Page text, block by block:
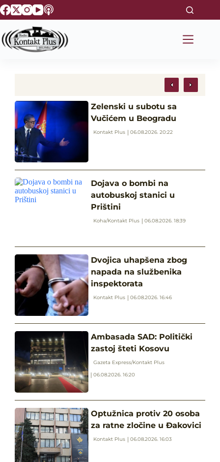
S
k
p
t
Zelenski u subotu sa
Vučićem u Beogradu
Kontakt Plus 06.08.2026. 20:22
Dojava o bombi na
autobuskoj stanici u
Prištini
Koha/Kontakt Plus 06.08.2026. 18:39
Dvojica uhapšena zbog
napada na službenika
inspektorata
Kontakt Plus 06.08.2026. 16:46
Ambasada SAD: Politički
zastoj šteti Kosovu
Gazeta Express/Kontakt Plus
06.08.2026. 16:20
Optužnica protiv 20 osoba
za ratne zločine u Đakovici
Kontakt Plus 06.08.2026. 16:03